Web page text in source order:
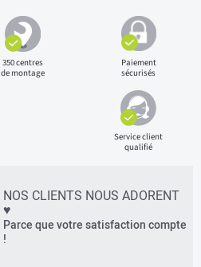
350 centres
de montage
Paiement
sécurisés
Service client
qualifié
NOS CLIENTS NOUS ADORENT
♥
Parce que votre satisfaction compte
!